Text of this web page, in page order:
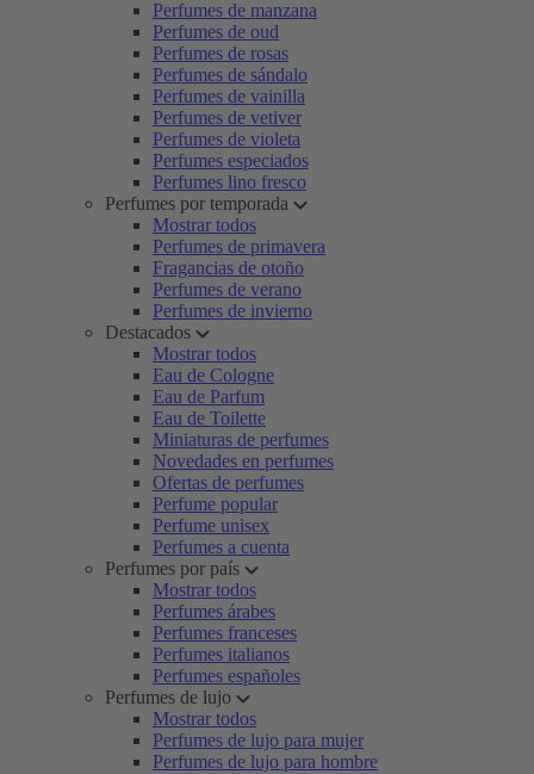
Perfumes de manzana
Perfumes de oud
Perfumes de rosas
Perfumes de sándalo
Perfumes de vainilla
Perfumes de vetiver
Perfumes de violeta
Perfumes especiados
Perfumes lino fresco
Perfumes por temporada
Mostrar todos
Perfumes de primavera
Fragancias de otoño
Perfumes de verano
Perfumes de invierno
Destacados
Mostrar todos
Eau de Cologne
Eau de Parfum
Eau de Toilette
Miniaturas de perfumes
Novedades en perfumes
Ofertas de perfumes
Perfume popular
Perfume unisex
Perfumes a cuenta
Perfumes por país
Mostrar todos
Perfumes árabes
Perfumes franceses
Perfumes italianos
Perfumes españoles
Perfumes de lujo
Mostrar todos
Perfumes de lujo para mujer
Perfumes de lujo para hombre